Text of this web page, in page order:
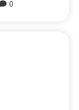
0